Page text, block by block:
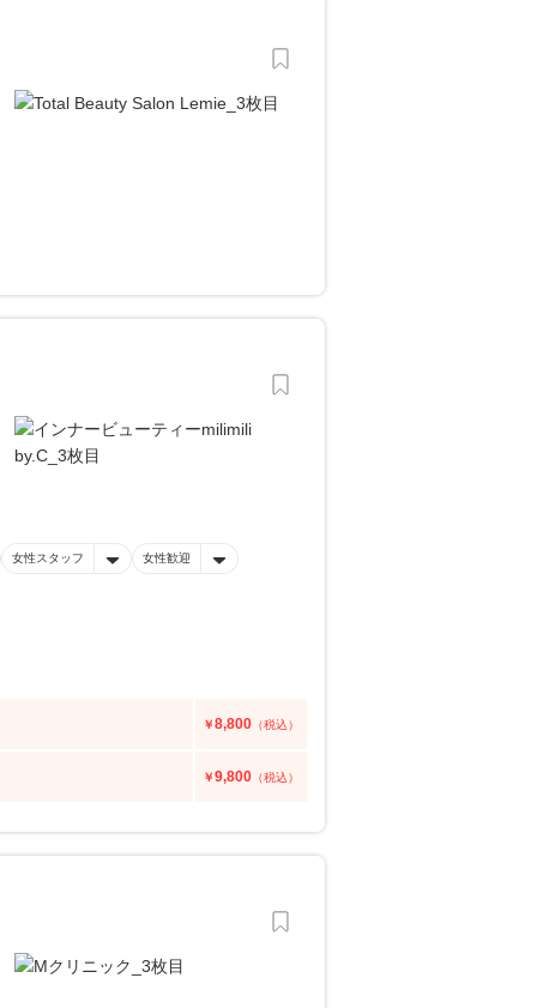
女性スタッフ 女性歓迎
￥8,800 （税込）
￥9,800 （税込）